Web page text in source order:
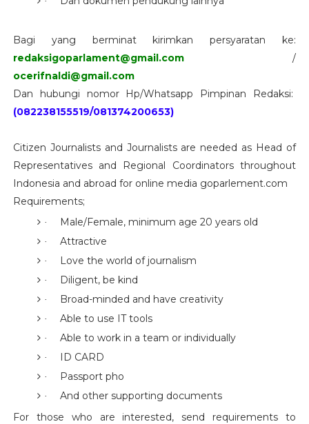
Bagi yang berminat kirimkan persyaratan ke:
redaksigoparlament@gmail.com/
ocerifnaldi@gmail.com
Dan hubungi nomor Hp/Whatsapp Pimpinan Redaksi:
(082238155519/081374200653)
Citizen Journalists and Journalists are needed as Head of
Representatives and Regional Coordinators throughout
Indonesia and abroad for online media goparlement.com
Requirements;
· Male/Female, minimum age 20 years old
· Attractive
· Love the world of journalism
· Diligent, be kind
· Broad-minded and have creativity
· Able to use IT tools
· Able to work in a team or individually
· ID CARD
· Passport pho
·
And other supporting documents
For those who are interested, send requirements to